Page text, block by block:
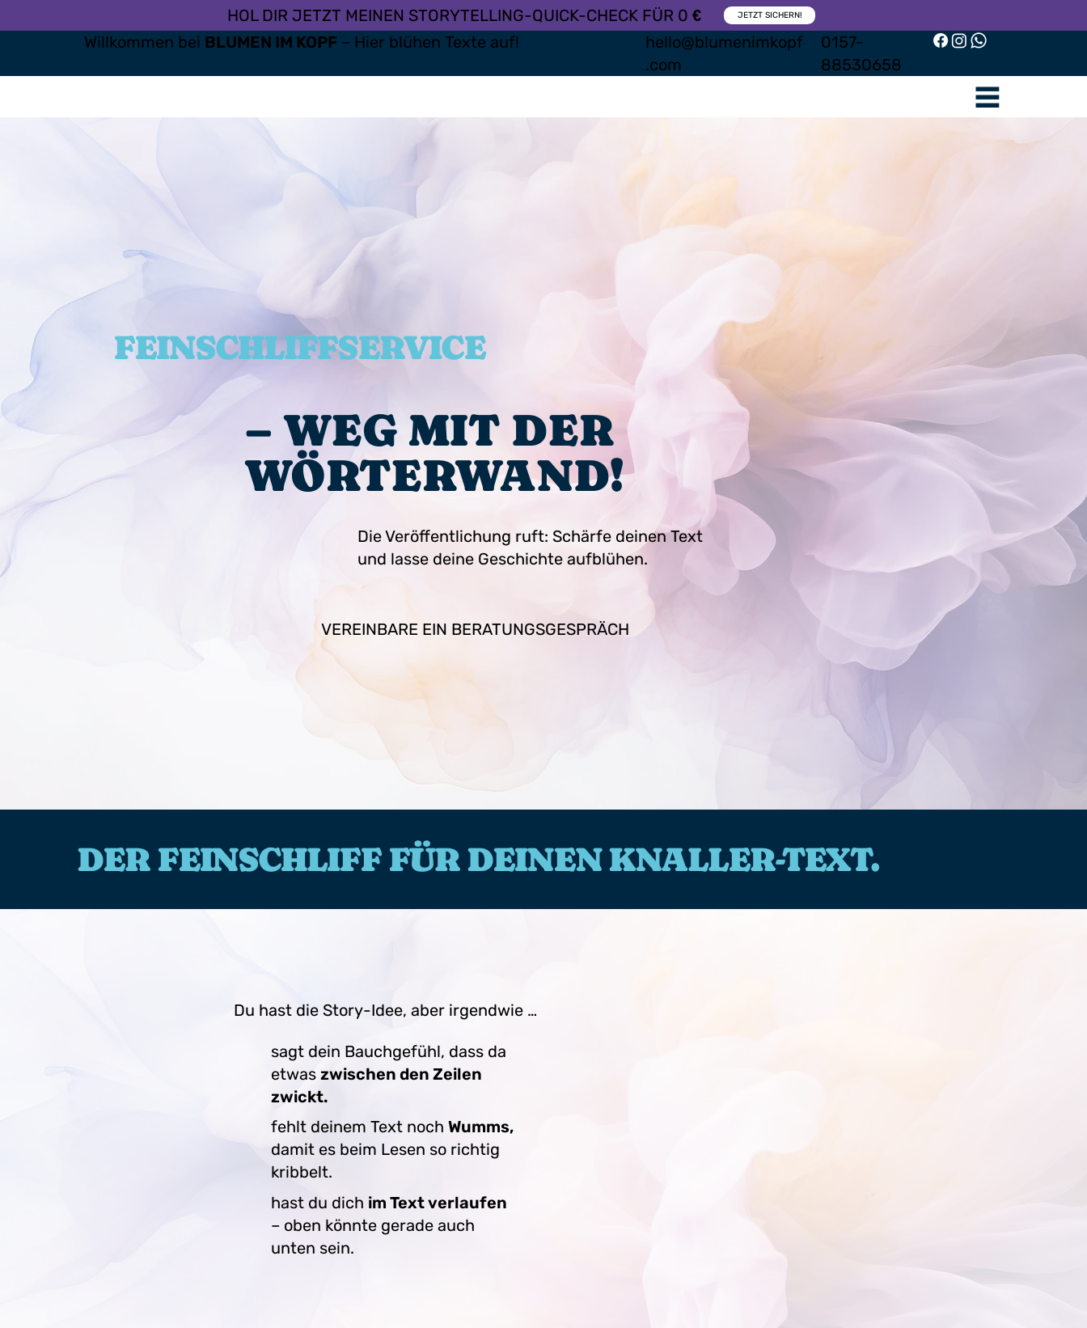
Willkommen bei BLUMEN IM KOPF– Hier blühen Texte auf!
hello@blumenimkopf
.com
0157-
88530658
HOL DIR JETZT MEINEN STORYTELLING-QUICK-CHECK FÜR 0 € JETZT SICHERN!
FEINSCHLIFFSERVICE
– WEG MIT DER
WÖRTERWAND!
Die Veröffentlichung ruft: Schärfe deinen Text
und lasse deine Geschichte aufblühen.
VEREINBARE EIN BERATUNGSGESPRÄCH
DER FEINSCHLIFF FÜR DEINEN KNALLER-TEXT.
Du hast die Story-Idee, aber irgendwie …
sagt dein Bauchgefühl, dass da
etwaszwischen den Zeilen
zwickt.
fehlt deinem Text nochWumms,
damit es beim Lesen so richtig
kribbelt.
hast du dich im Text verlaufen
– oben könnte gerade auch
unten sein.